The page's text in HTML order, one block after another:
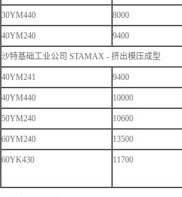
30YM440 8000
40YM240 9400
沙特基础工业公司 STAMAX - 挤出模压成型
40YM241 9400
40YM440 10000
50YM240 10600
60YM240 13500
60YK430 11700